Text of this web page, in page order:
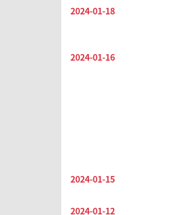
2024-01-18
2024-01-16
2024-01-15
2024-01-12